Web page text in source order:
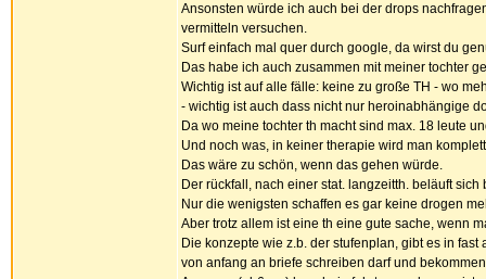
Ansonsten würde ich auch bei der drops
vermitteln versuchen.
Surf einfach mal quer durch google, da wirst du
Das habe ich auch zusammen mit meiner tochter
Wichtig ist auf alle fälle: keine zu große TH - wo
- wichtig ist auch dass nicht nur heroinabhängige
Da wo meine tochter th macht sind max. 18 leute
Und noch was, in keiner therapie wird man
Das wäre zu schön, wenn das gehen würde.
Der rückfall, nach einer stat. langzeitth. beläuft sich
Nur die wenigsten schaffen es gar keine drogen
Aber trotz allem ist eine th eine gute sache, wenn
Die konzepte wie z.b. der stufenplan, gibt es in
von anfang an briefe schreiben darf und